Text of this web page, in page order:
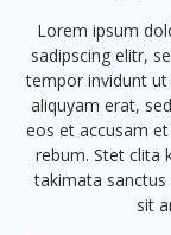
Lorem ipsum
sadipscing elitr,
tempor invidunt
aliquyam erat,
eos et accusam
rebum. Stet clita
takimata
sit